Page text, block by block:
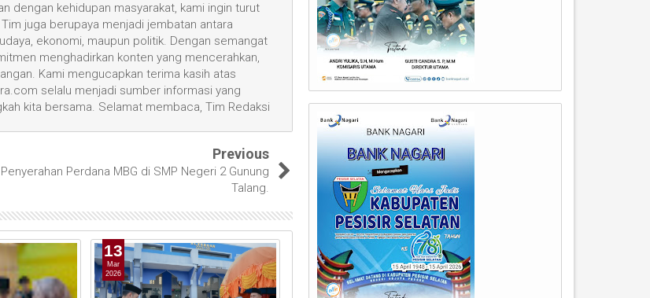
dengan kehidupan masyarakat, kami ingin turut
juga berupaya menjadi jembatan antara
ekonomi, maupun politik. Dengan semangat
menghadirkan konten yang mencerahkan,
Kami mengucapkan terima kasih atas
selalu menjadi sumber informasi yang
kita bersama. Selamat membaca, Tim Redaksi
Previous
Penyerahan Perdana MBG di SMP Negeri 2 Gunung
Talang.
13
Mar
2026
09
Mar
2026